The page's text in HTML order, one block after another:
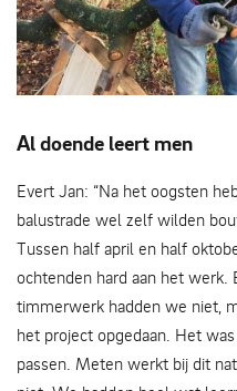
Al doende leert men
Evert Jan: “Na het oogsten
balustrade wel zelf wilden
Tussen half april en half
ochtenden hard aan het werk.
timmerwerk hadden we niet,
het project opgedaan. Het
passen. Meten werkt bij dit